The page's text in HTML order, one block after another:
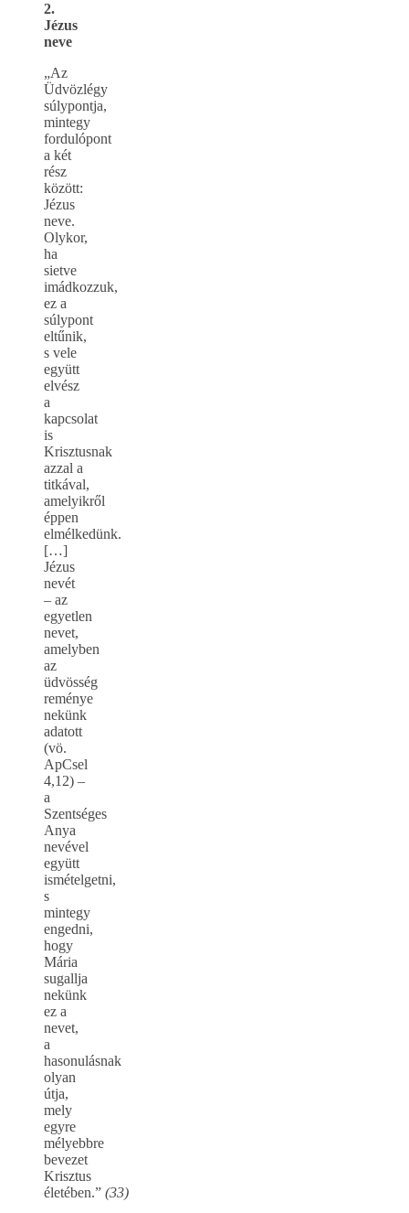
2.
Jézus
neve
„Az
Üdvözlégy
súlypontja,
mintegy
fordulópont
a két
rész
között:
Jézus
neve.
Olykor,
ha
sietve
imádkozzuk,
ez a
súlypont
eltűnik,
s vele
együtt
elvész
a
kapcsolat
is
Krisztusnak
azzal a
titkával,
amelyikről
éppen
elmélkedünk.
[…]
Jézus
nevét
– az
egyetlen
nevet,
amelyben
az
üdvösség
reménye
nekünk
adatott
(vö.
ApCsel
4,12) –
a
Szentséges
Anya
nevével
együtt
ismételgetni,
s
mintegy
engedni,
hogy
Mária
sugallja
nekünk
ez a
nevet,
a
hasonulásnak
olyan
útja,
mely
egyre
mélyebbre
bevezet
Krisztus
életében.” (33)